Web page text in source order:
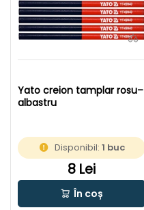
Yato creion tamplar rosu–
albastru
Disponibil: 1 buc
8 Lei
În coș